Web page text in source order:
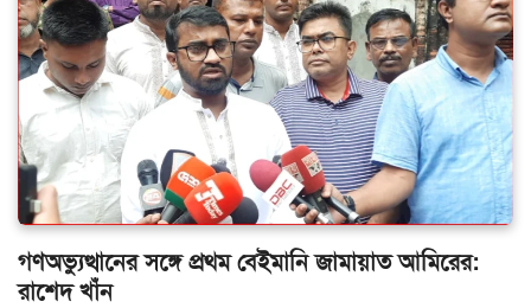
গণঅভ্যুত্থানের সঙ্গে প্রথম বেইমানি জামায়াত আমিরের:
রাশেদ খাঁন